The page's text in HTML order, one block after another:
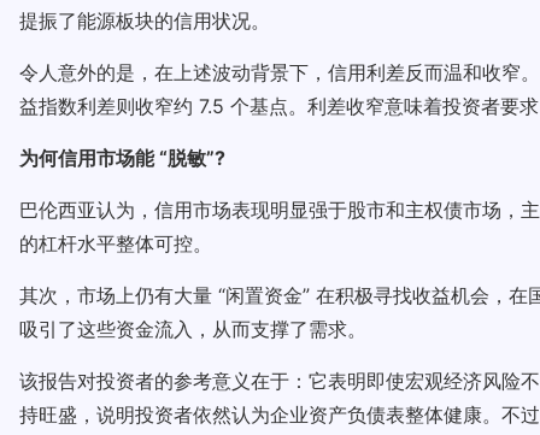
提振了能源板块的信用状况。
令人意外的是，在上述波动背景下，信用利差反而温和收
益指数利差则收窄约 7.5 个基点。利差收窄意味着投资者要
为何信用市场能 “脱敏”?
巴伦西亚认为，信用市场表现明显强于股市和主权债市场，
的杠杆水平整体可控。
其次，市场上仍有大量 “闲置资金” 在积极寻找收益机会，
吸引了这些资金流入，从而支撑了需求。
该报告对投资者的参考意义在于：它表明即使宏观经济风险
持旺盛，说明投资者依然认为企业资产负债表整体健康。不